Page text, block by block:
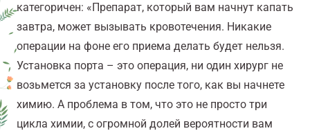
категоричен: «Препарат, который вам начнут капать
завтра, может вызывать кровотечения. Никакие
операции на фоне его приема делать будет нельзя.
Установка порта – это операция, ни один хирург не
возьмется за установку после того, как вы начнете
химию. А проблема в том, что это не просто три
цикла химии, с огромной долей вероятности вам